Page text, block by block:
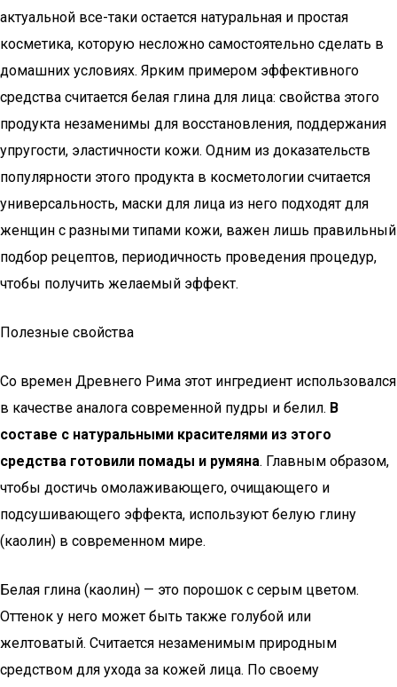
актуальной все-таки остается натуральная и простая
косметика, которую несложно самостоятельно сделать в
домашних условиях. Ярким примером эффективного
средства считается белая глина для лица: свойства этого
продукта незаменимы для восстановления, поддержания
упругости, эластичности кожи. Одним из доказательств
популярности этого продукта в косметологии считается
универсальность, маски для лица из него подходят для
женщин с разными типами кожи, важен лишь правильный
подбор рецептов, периодичность проведения процедур,
чтобы получить желаемый эффект.
Полезные свойства
Со времен Древнего Рима этот ингредиент использовался
в качестве аналога современной пудры и белил. В
составе с натуральными красителями из этого
средства готовили помады и румяна. Главным образом,
чтобы достичь омолаживающего, очищающего и
подсушивающего эффекта, используют белую глину
(каолин) в современном мире.
Белая глина (каолин) — это порошок с серым цветом.
Оттенок у него может быть также голубой или
желтоватый. Считается незаменимым природным
средством для ухода за кожей лица. По своему